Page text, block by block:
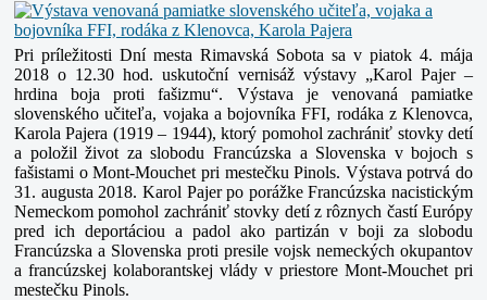
Pri príležitosti Dní mesta Rimavská Sobota sa v piatok 4. mája
2018 o 12.30 hod. uskutoční vernisáž výstavy „Karol Pajer –
hrdina boja proti fašizmu“. Výstava je venovaná pamiatke
slovenského učiteľa, vojaka a bojovníka FFI, rodáka z Klenovca,
Karola Pajera (1919 – 1944), ktorý pomohol zachrániť stovky detí
a položil život za slobodu Francúzska a Slovenska v bojoch s
fašistami o Mont-Mouchet pri mestečku Pinols. Výstava potrvá do
31. augusta 2018. Karol Pajer po porážke Francúzska nacistickým
Nemeckom pomohol zachrániť stovky detí z rôznych častí Európy
pred ich deportáciou a padol ako partizán v boji za slobodu
Francúzska a Slovenska proti presile vojsk nemeckých okupantov
a francúzskej kolaborantskej vlády v priestore Mont-Mouchet pri
mestečku Pinols.